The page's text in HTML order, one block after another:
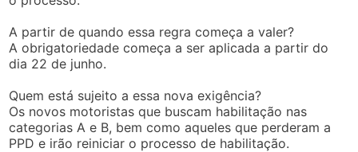
A partir de quando essa regra começa a valer?
A obrigatoriedade começa a ser aplicada a partir do
dia 22 de junho.
Quem está sujeito a essa nova exigência?
Os novos motoristas que buscam habilitação nas
categorias A e B, bem como aqueles que perderam a
PPD e irão reiniciar o processo de habilitação.